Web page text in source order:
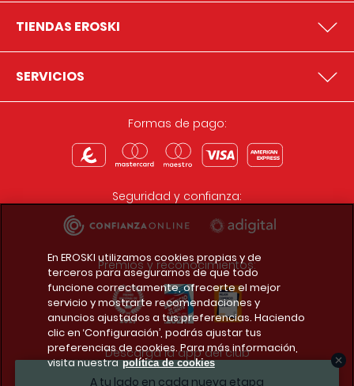
A tu lado en cada nueva etapa
TIENDAS EROSKI
SERVICIOS
Formas de pago:
Seguridad y confianza:
Premios y reconocimientos:
Descarga la app del club
En EROSKI utilizamos cookies propias y de
terceros para asegurarnos de que todo
funcione correctamente, ofrecerte el mejor
servicio y mostrarte recomendaciones y
anuncios ajustados a tus preferencias. Haciendo
clic en ‘Configuración’, podrás ajustar tus
preferencias de cookies. Para más información,
visita nuestra política de cookies